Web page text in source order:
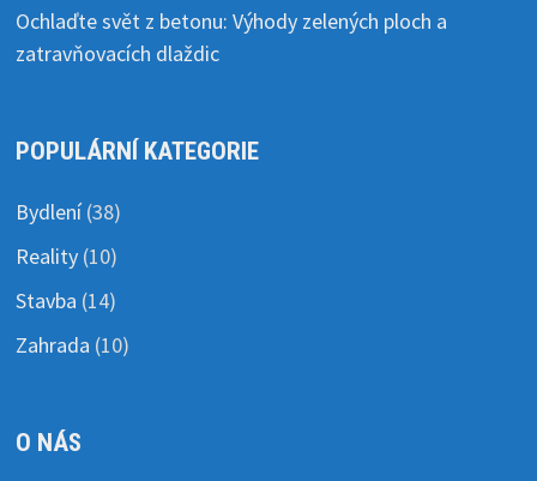
Ochlaďte svět z betonu: Výhody zelených ploch a
zatravňovacích dlaždic
POPULÁRNÍ KATEGORIE
Bydlení(38)
Reality(10)
Stavba (14)
Zahrada (10)
O NÁS